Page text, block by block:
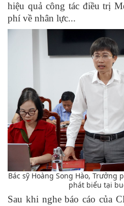
hiệu quả công tác điều trị
phí về nhân lực...
Bác sỹ Hoàng Song Hào, Trưởng
phát biểu tại
Sau khi nghe báo cáo của